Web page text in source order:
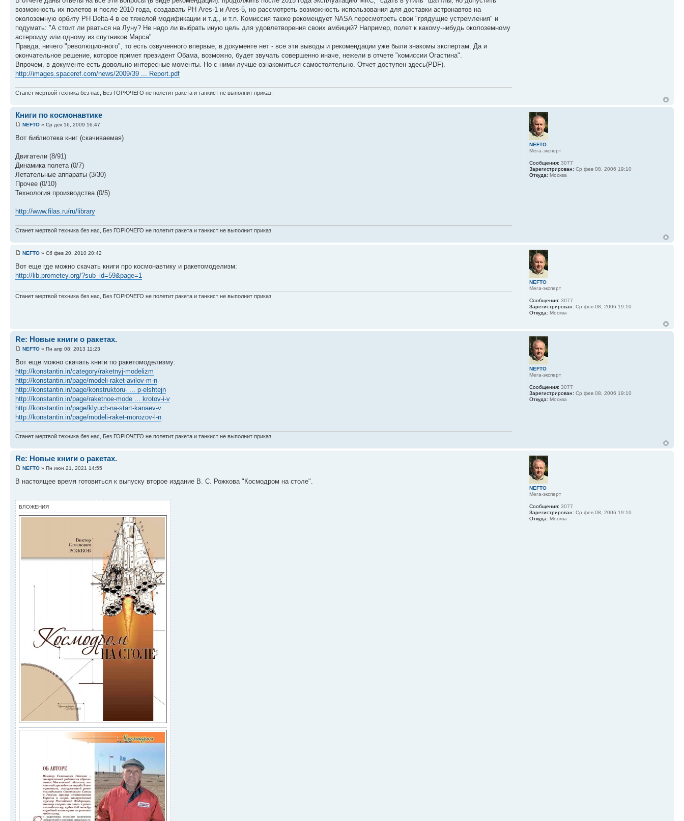
возможность их полетов и после 2010 года, создавать РН Ares-1 и Ares-5, но рассмотреть возможность использования для доставки астронавтов на
околоземную орбиту РН Delta-4 в ее тяжелой модификации и т.д., и т.п. Комиссия также рекомендует NASA пересмотреть свои "грядущие устремления" и
подумать: "А стоит ли рваться на Луну? Не надо ли выбрать иную цель для удовлетворения своих амбиций? Например, полет к какому-нибудь околоземному
астероиду или одному из спутников Марса".
Правда, ничего "революционного", то есть озвученного впервые, в документе нет - все эти выводы и рекомендации уже были знакомы экспертам. Да и
окончательное решение, которое примет президент Обама, возможно, будет звучать совершенно иначе, нежели в отчете "комиссии Огастина".
Впрочем, в документе есть довольно интересные моменты. Но с ними лучше ознакомиться самостоятельно. Отчет доступен здесь(PDF).
http://images.spaceref.com/news/2009/39 ... Report.pdf
Станет мертвой техника без нас, Без ГОРЮЧЕГО не полетит ракета и танкист не выполнит приказ.
Книги по космонавтике
NEFTO » Ср дек 16, 2009 16:47
Вот библиотека книг (скачиваемая)
Двигатели (8/91)
Динамика полета (0/7)
Летательные аппараты (3/30)
Прочее (0/10)
Технология производства (0/5)
http://www.filas.ru/ru/library
Станет мертвой техника без нас, Без ГОРЮЧЕГО не полетит ракета и танкист не выполнит приказ.
NEFTO
Мега-эксперт
Сообщения: 3077
Зарегистрирован: Ср фев 08, 2006 19:10
Откуда: Москва
NEFTO » Сб фев 20, 2010 20:42
Вот еще где можно скачать книги про космонавтику и ракетомоделизм:
http://lib.prometey.org/?sub_id=59&page=1
Станет мертвой техника без нас, Без ГОРЮЧЕГО не полетит ракета и танкист не выполнит приказ.
NEFTO
Мега-эксперт
Сообщения: 3077
Зарегистрирован: Ср фев 08, 2006 19:10
Откуда: Москва
Re: Новые книги о ракетах.
NEFTO » Пн апр 08, 2013 11:23
Вот еще можно скачать книги по ракетомоделизму:
http://konstantin.in/category/raketnyj-modelizm
http://konstantin.in/page/modeli-raket-avilov-m-n
http://konstantin.in/page/konstruktoru- ... p-elshtejn
http://konstantin.in/page/raketnoe-mode ... krotov-i-v
http://konstantin.in/page/klyuch-na-start-kanaev-v
http://konstantin.in/page/modeli-raket-morozov-l-n
Станет мертвой техника без нас, Без ГОРЮЧЕГО не полетит ракета и танкист не выполнит приказ.
NEFTO
Мега-эксперт
Сообщения: 3077
Зарегистрирован: Ср фев 08, 2006 19:10
Откуда: Москва
Re: Новые книги о ракетах.
NEFTO » Пн июн 21, 2021 14:55
В настоящее время готовиться к выпуску второе издание В. С. Рожкова "Космодром на столе".
ВЛОЖЕНИЯ
NEFTO
Мега-эксперт
Сообщения: 3077
Зарегистрирован: Ср фев 08, 2006 19:10
Откуда: Москва